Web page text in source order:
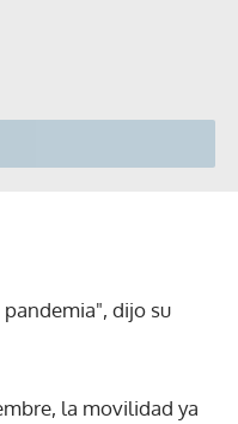
dijo su
la movilidad ya